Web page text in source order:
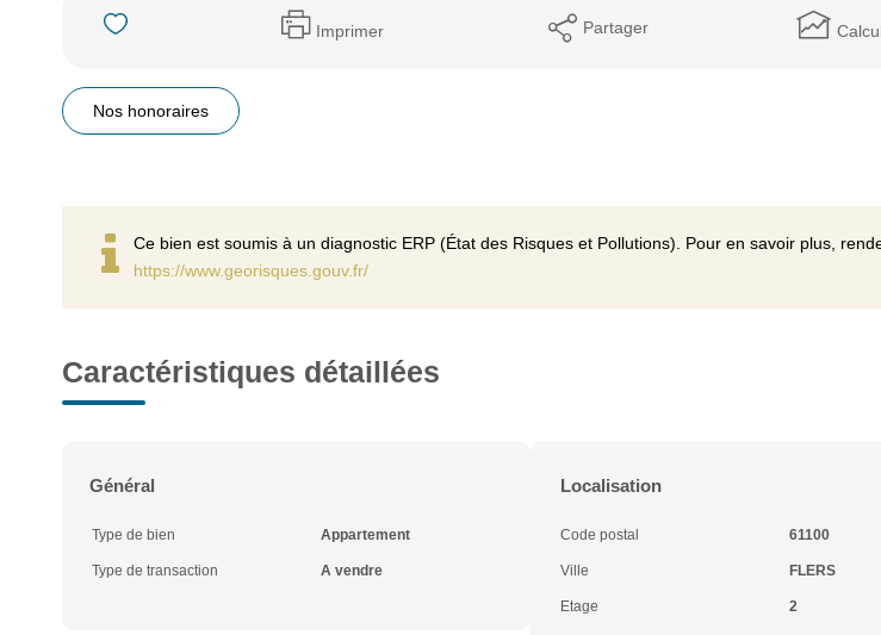
Imprimer Partager
Nos honoraires
Ce bien est soumis à un diagnostic ERP (État des Risques et Pollutions). Pour en savoir plus,
https://www.georisques.gouv.fr/
Caractéristiques détaillées
Général
Type de bien Appartement
Type de transaction A vendre
Localisation
Code postal 61100
Ville FLERS
Etage 2